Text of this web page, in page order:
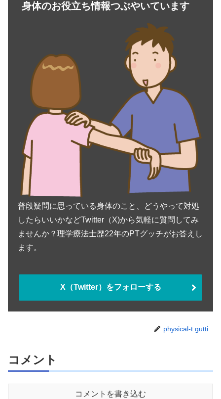
身体のお役立ち情報つぶやいています
普段疑問に思っている身体のこと、どうやって対処
したらいいかなどTwitter（X)から気軽に質問してみ
ませんか？理学療法士歴22年のPTグッチがお答えし
ます。
X（Twitter）をフォローする
physical-t.gutti
コメント
コメントを書き込む